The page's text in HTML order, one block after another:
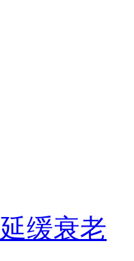
延缓衰老